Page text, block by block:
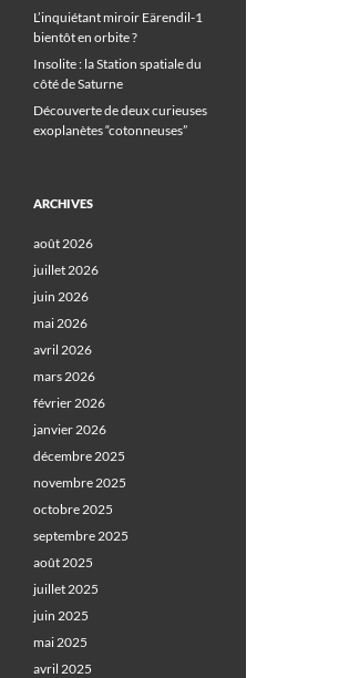
L’inquiétant miroir Eärendil-1
bientôt en orbite ?
Insolite : la Station spatiale du
côté de Saturne
Découverte de deux curieuses
exoplanètes “cotonneuses”
ARCHIVES
août 2026
juillet 2026
juin 2026
mai 2026
avril 2026
mars 2026
février 2026
janvier 2026
décembre 2025
novembre 2025
octobre 2025
septembre 2025
août 2025
juillet 2025
juin 2025
mai 2025
avril 2025